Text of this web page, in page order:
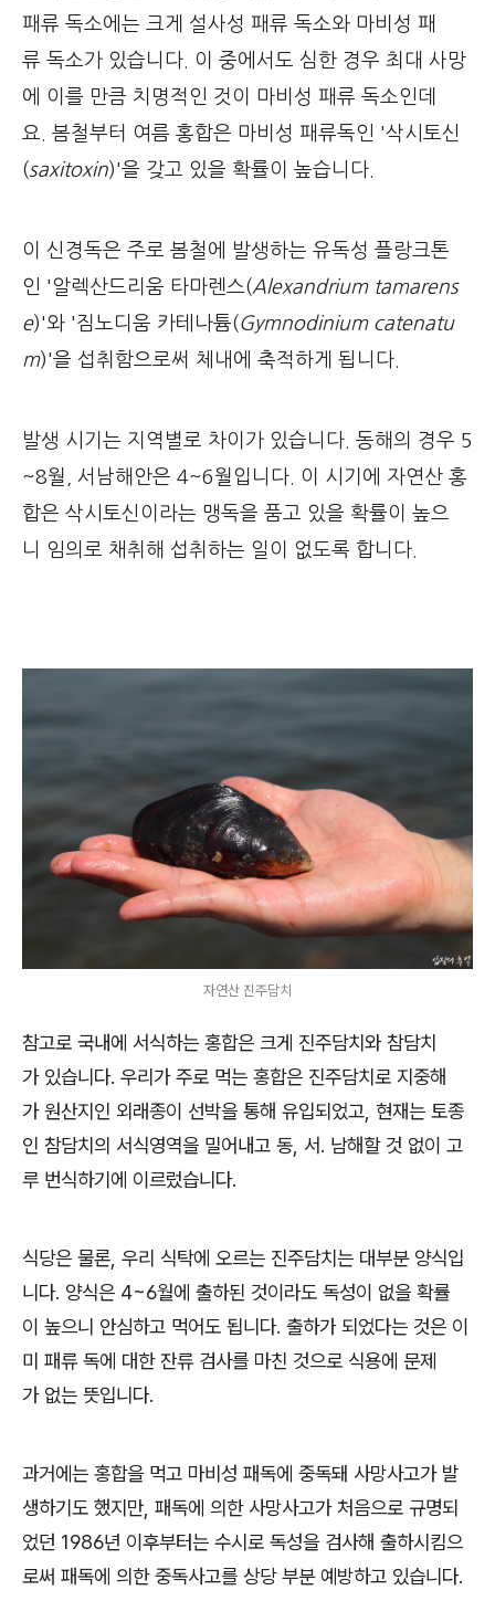
패류 독소에는 크게 설사성 패류 독소와 마비성 패
류 독소가 있습니다. 이 중에서도 심한 경우 최대 사망
에 이를 만큼 치명적인 것이 마비성 패류 독소인데
요. 봄철부터 여름 홍합은 마비성 패류독인 '삭시토신
(saxitoxin)'을 갖고 있을 확률이 높습니다.
이 신경독은 주로 봄철에 발생하는 유독성 플랑크톤
인 '알렉산드리움 타마렌스(Alexandrium tamarens
e)'와 '짐노디움 카테나튬(Gymnodinium catenatu
m)'을 섭취함으로써 체내에 축적하게 됩니다.
발생 시기는 지역별로 차이가 있습니다. 동해의 경우 5
~8월, 서남해안은 4~6월입니다. 이 시기에 자연산 홍
합은 삭시토신이라는 맹독을 품고 있을 확률이 높으
니 임의로 채취해 섭취하는 일이 없도록 합니다.
자연산 진주담치
참고로 국내에 서식하는 홍합은 크게 진주담치와 참담치
가 있습니다. 우리가 주로 먹는 홍합은 진주담치로 지중해
가 원산지인 외래종이 선박을 통해 유입되었고, 현재는 토종
인 참담치의 서식영역을 밀어내고 동, 서. 남해할 것 없이 고
루 번식하기에 이르렀습니다.
식당은 물론, 우리 식탁에 오르는 진주담치는 대부분 양식입
니다. 양식은 4~6월에 출하된 것이라도 독성이 없을 확률
이 높으니 안심하고 먹어도 됩니다. 출하가 되었다는 것은 이
미 패류 독에 대한 잔류 검사를 마친 것으로 식용에 문제
가 없는 뜻입니다.
과거에는 홍합을 먹고 마비성 패독에 중독돼 사망사고가 발
생하기도 했지만, 패독에 의한 사망사고가 처음으로 규명되
었던 1986년 이후부터는 수시로 독성을 검사해 출하시킴으
로써 패독에 의한 중독사고를 상당 부분 예방하고 있습니다.